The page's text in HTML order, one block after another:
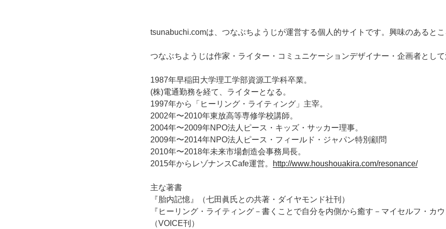
tsunabuchi.comは、つなぶちようじが運営する個人的サイトです。興味のあるとこ
つなぶちようじは作家・ライター・コミュニケーションデザイナー・企画者として
1987年早稲田大学理工学部資源工学科卒業。
(株)電通勤務を経て、ライターとなる。
1997年から「ヒーリング・ライティング」主宰。
2002年〜2010年東放高等専修学校講師。
2004年〜2009年NPO法人ピース・キッズ・サッカー理事。
2009年〜2014年NPO法人ピース・フィールド・ジャパン特別顧問
2010年〜2018年未来市場創造会事務局長。
2015年からレゾナンスCafe運営。
http://www.houshouakira.com/resonance/
主な著書
『胎内記憶』（七田眞氏との共著・ダイヤモンド社刊）
『ヒーリング・ライティング－書くことで自分を内側から癒す－マイセルフ・カウ
（VOICE刊）